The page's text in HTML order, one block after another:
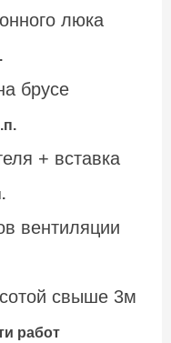
люка
брусе
+ вставка
вентиляции
свыше 3м
работ